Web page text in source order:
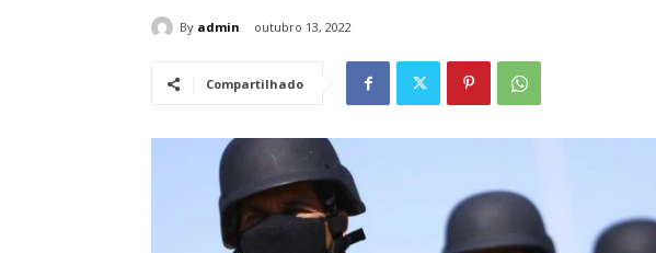
By admin outubro 13, 2022
Compartilhado